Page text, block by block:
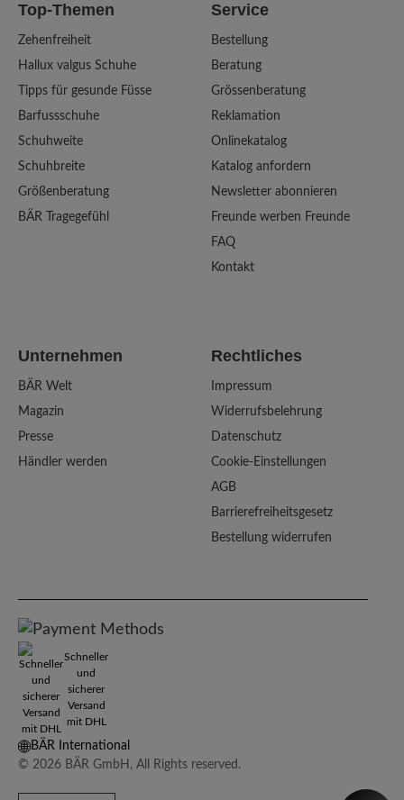
Top-Themen
Zehenfreiheit
Hallux valgus Schuhe
Tipps für gesunde Füsse
Barfussschuhe
Schuhweite
Schuhbreite
Größenberatung
BÄR Tragegefühl
Service
Bestellung
Beratung
Grössenberatung
Reklamation
Onlinekatalog
Katalog anfordern
Newsletter abonnieren
Freunde werben Freunde
FAQ
Kontakt
Unternehmen
BÄR Welt
Magazin
Presse
Händler werden
Rechtliches
Impressum
Widerrufsbelehrung
Datenschutz
Cookie-Einstellungen
AGB
Barrierefreiheitsgesetz
Bestellung widerrufen
Schneller
und
sicherer
Versand
mit DHL
BÄR International
© 2026 BÄR GmbH, All Rights reserved.